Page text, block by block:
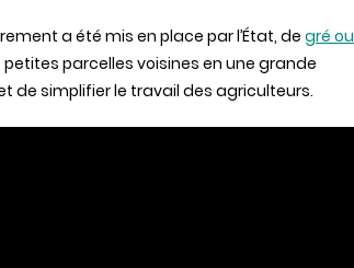
a été mis en place par l’État, de gré ou
parcelles voisines en une grande
de simplifier le travail des agriculteurs.